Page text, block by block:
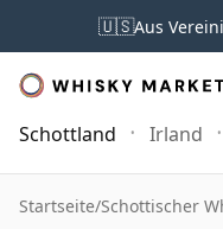
🇺🇸Aus
Schottland Irland
Startseite/Schottischer